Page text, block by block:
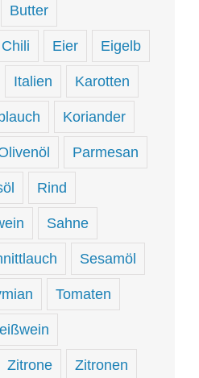
Butter
Chili Eier Eigelb
Italien Karotten
Koriander
Parmesan
Rind
Sahne
Sesamöl
Tomaten
Zitrone Zitronen